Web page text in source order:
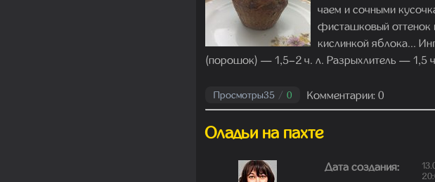
чаем и сочными
фисташковый оттенок
кислинкой яблока...
(порошок) — 1,5–2 ч. л. Разрыхлитель — 1,5
Просмотры35 / 0 Комментарии: 0
Оладьи на пахте
Дата создания: